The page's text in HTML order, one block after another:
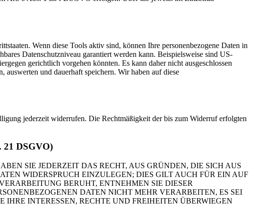
Wenn diese Tools aktiv sind, können Ihre personenbezogene Daten in
Datenschutzniveau garantiert werden kann. Beispielsweise sind US-
gerichtlich vorgehen könnten. Es kann daher nicht ausgeschlossen
und dauerhaft speichern. Wir haben auf diese
jederzeit widerrufen. Die Rechtmäßigkeit der bis zum Widerruf erfolgten
21 DSGVO)
SIE JEDERZEIT DAS RECHT, AUS GRÜNDEN, DIE SICH AUS
WIDERSPRUCH EINZULEGEN; DIES GILT AUCH FÜR EIN AUF
BERUHT, ENTNEHMEN SIE DIESER
DATEN NICHT MEHR VERARBEITEN, ES SEI
INTERESSEN, RECHTE UND FREIHEITEN ÜBERWIEGEN